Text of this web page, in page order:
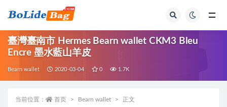
臺灣臺南市 Hermes Bearn wallet CKM3 Bleu
Encre 墨水藍山羊皮
Bearn wallet 2020-03-04 0 1.7K
当前位置： 首页 Bearn wallet 正文